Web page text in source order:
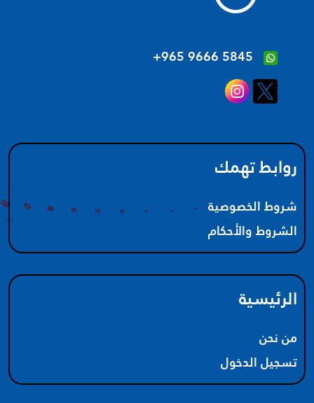
‪+965 9666 5845‬
روابط تهمك
شروط الخصوصية
الشروط والأحكام
الرئيسية
من نحن
تسجيل الدخول